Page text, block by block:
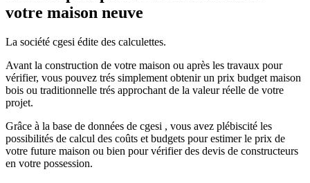
votre maison neuve
La société cgesi édite des calculettes.
Avant la construction de votre maison ou après les travaux pour
vérifier, vous pouvez trés simplement obtenir un prix budget maison
bois ou traditionnelle trés approchant de la valeur réelle de votre
projet.
Grâce à la base de données de cgesi , vous avez plébiscité les
possibilités de calcul des coûts et budgets pour estimer le prix de
votre future maison ou bien pour vérifier des devis de constructeurs
en votre possession.